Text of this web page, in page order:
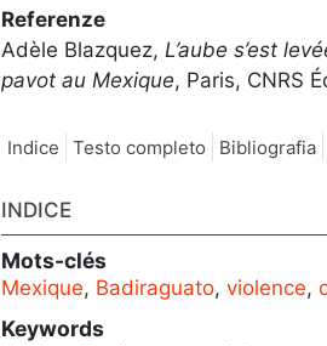
Referenze
Adèle Blazquez, L’aube s’est
pavot au Mexique, Paris, CNRS
Indice Testo completo Bibliografia
INDICE
Mots-clés
Mexique, Badiraguato, violence,
Keywords